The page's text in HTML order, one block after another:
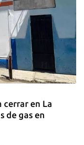
desafía la
cerrar en La
de gas en